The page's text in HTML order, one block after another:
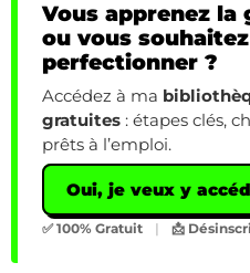
Vous apprenez la
ou vous
perfectionner ?
Accédez à ma
gratuites : étapes clés,
prêts à l’emploi.
Oui, je veux y
✅ 100% Gratuit | 📩